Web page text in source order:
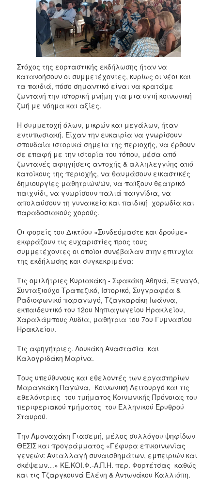
Στόχος της εορταστικής εκδήλωσης ήταν να
κατανοήσουν οι συμμετέχοντες, κυρίως οι νέοι και
τα παιδιά, πόσο σημαντικό είναι να κρατάμε
ζωντανή την ιστορική μνήμη για μια υγιή κοινωνική
ζωή με νόημα και αξίες.
Η συμμετοχή όλων, μικρών και μεγάλων, ήταν
εντυπωσιακή. Είχαν την ευκαιρία να γνωρίσουν
σπουδαία ιστορικά σημεία της περιοχής, να έρθουν
σε επαφή με την ιστορία του τόπου, μέσα από
ζωντανές αφηγήσεις αντοχής & αλληλεγγύης από
κατοίκους της περιοχής, να θαυμάσουν εικαστικές
δημιουργίες μαθητριών/ών, να παίξουν θεατρικό
παιχνίδι, να γνωρίσουν παλιά παιγνίδια, να
απολαύσουν τη γυναικεία και παιδική χορωδία και
παραδοσιακούς χορούς.
Οι φορείς του Δικτύου «Συνδεόμαστε και δρούμε»
εκφράζουν τις ευχαριστίες προς τους
συμμετέχοντες οι οποίοι συνέβαλαν στην επιτυχία
της εκδήλωσης και συγκεκριμένα:
Τις ομιλήτριες Κυριακάκη - Σφακάκη Αθηνά, Ξεναγό,
Συνταξιούχο Τραπεζικό, Ιστορικό, Συγγραφέα &
Ραδιοφωνικό παραγωγό, Τζαγκαράκη Ιωάννα,
εκπαιδευτικό του 12ου Νηπιαγωγείου Ηρακλείου,
Χαραλάμπους Λυδία, μαθήτρια του 7ου Γυμνασίου
Ηρακλείου.
Τις αφηγήτριες. Λουκάκη Αναστασία και
Καλογριδάκη Μαρίνα.
Τους υπεύθυνους και εθελοντές των εργαστηρίων
Μαραγκάκη Παγώνα, Κοινωνική Λειτουργό και τις
εθελόντριες του τμήματος Κοινωνικής Πρόνοιας του
περιφεριακού τμήματος του Ελληνικού Ερυθρού
Σταυρού.
Την Αμοναχάκη Γιασεμή, μέλος συλλόγου ψηφίδων
ΘΕΣΙΣ και προγράμματος «Γέφυρα επικοινωνίας
γενεών: Ανταλλαγή συναισθημάτων, εμπειριών και
σκέψεων…» ΚΕ.ΚΟΙ.Φ.-Α.Π.Η. περ. Φορτέτσας καθώς
και τις Τζαργκουνά Ελένη & Αντωνάκου Καλλιόπη.